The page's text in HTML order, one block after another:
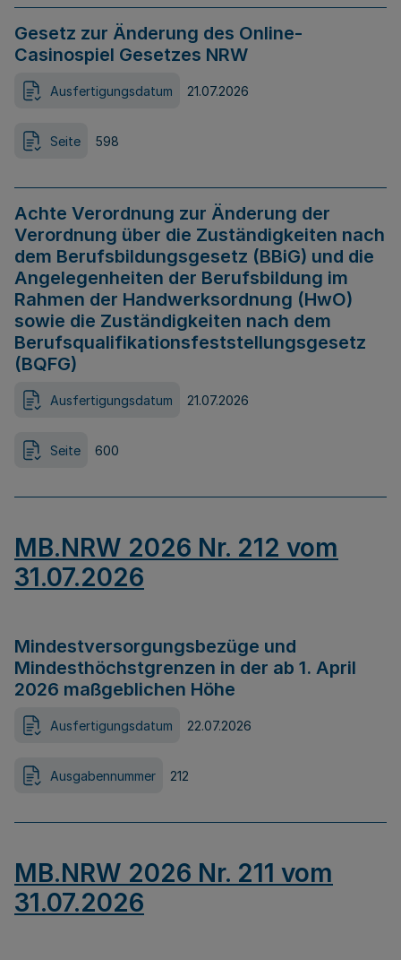
Gesetz zur Änderung des Online-
Casinospiel Gesetzes NRW
Ausfertigungsdatum 21.07.2026
Seite 598
Achte Verordnung zur Änderung der
Verordnung über die Zuständigkeiten nach
dem Berufsbildungsgesetz (BBiG) und die
Angelegenheiten der Berufsbildung im
Rahmen der Handwerksordnung (HwO)
sowie die Zuständigkeiten nach dem
Berufsqualifikationsfeststellungsgesetz
(BQFG)
Ausfertigungsdatum 21.07.2026
Seite 600
MB.NRW 2026 Nr. 212 vom
31.07.2026
Mindestversorgungsbezüge und
Mindesthöchstgrenzen in der ab 1. April
2026 maßgeblichen Höhe
Ausfertigungsdatum 22.07.2026
Ausgabennummer 212
MB.NRW 2026 Nr. 211 vom
31.07.2026